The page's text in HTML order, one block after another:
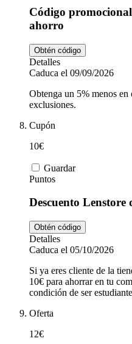
Código
ahorro
Obtén código
Detalles
Caduca el 09/09/2026
Obtenga un 5% menos
exclusiones.
Cupón
10€
Guardar
Puntos
Descuento Lenstore
Obtén código
Detalles
Caduca el 05/10/2026
Si ya eres cliente de la
10€ para ahorrar en tu
condición de ser
Oferta
12€